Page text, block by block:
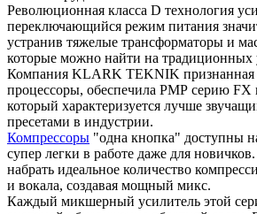
Революционная класса D технология
переключающийся режим питания
устранив тяжелые трансформаторы и
которые можно найти на традиционных
Компания KLARK TEKNIK признанная
процессоры, обеспечила РМР серию FX
который характеризуется лучше
пресетами в индустрии.
Компрессоры "одна кнопка" доступны
супер легки в работе даже для
набрать идеальное количество
и вокала, создавая мощный микс.
Каждый микшерный усилитель этой